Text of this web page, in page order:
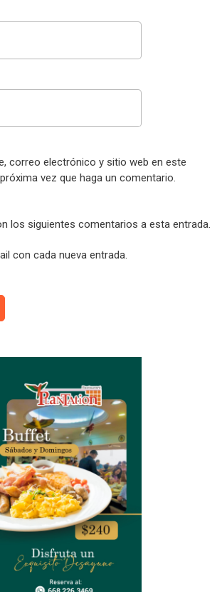
correo electrónico y sitio web en este
vez que haga un comentario.
los siguientes comentarios a esta entrada.
con cada nueva entrada.